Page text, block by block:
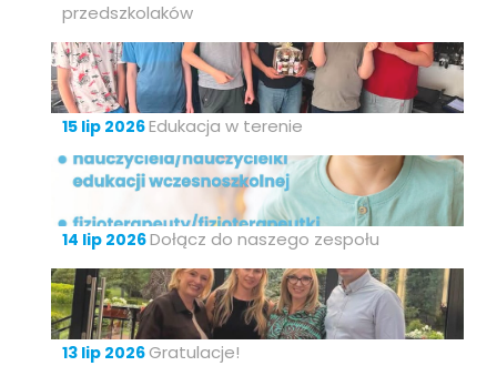
przedszkolaków
15 lip 2026Edukacja w terenie
14 lip 2026Dołącz do naszego zespołu
13 lip 2026 Gratulacje!